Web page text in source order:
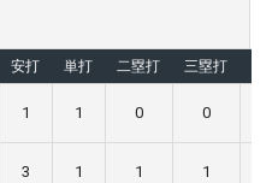
安打 単打 二塁打 三塁打
1 1 0 0
3 1 1 1